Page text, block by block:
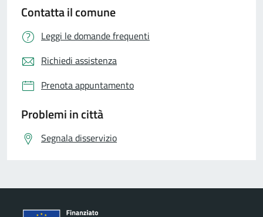
Contatta il comune
Leggi le domande frequenti
Richiedi assistenza
Prenota appuntamento
Problemi in città
Segnala disservizio